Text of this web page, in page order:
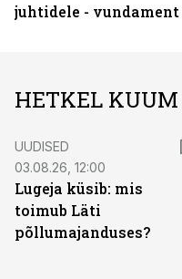
juhtidele - vundament
HETKEL KUUM
UUDISED
03.08.26, 12:00
Lugeja küsib: mis
toimub Läti
põllumajanduses?